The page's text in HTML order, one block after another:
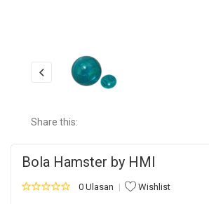
Share this:
Bola Hamster by HMI
0 Ulasan Wishlist